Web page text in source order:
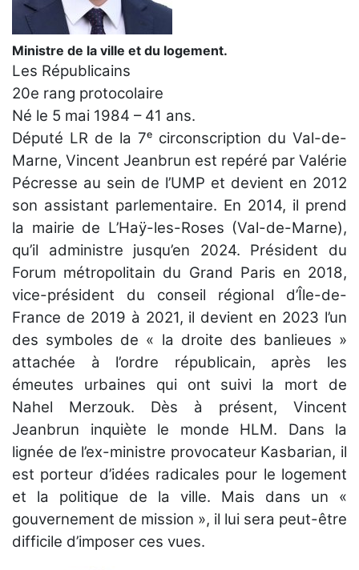
Ministre de la ville et du logement.
Les Républicains
20e rang protocolaire
Né le 5 mai 1984 – 41 ans.
Député LR de la 7ᵉ circonscription du Val-de-
Marne, Vincent Jeanbrun est repéré par Valérie
Pécresse au sein de l’UMP et devient en 2012
son assistant parlementaire. En 2014, il prend
la mairie de L’Haÿ-les-Roses (Val-de-Marne),
qu’il administre jusqu’en 2024. Président du
Forum métropolitain du Grand Paris en 2018,
vice-président du conseil régional d’Île-de-
France de 2019 à 2021, il devient en 2023 l’un
des symboles de « la droite des banlieues »
attachée à l’ordre républicain, après les
émeutes urbaines qui ont suivi la mort de
Nahel Merzouk. Dès à présent, Vincent
Jeanbrun inquiète le monde HLM. Dans la
lignée de l’ex-ministre provocateur Kasbarian, il
est porteur d’idées radicales pour le logement
et la politique de la ville. Mais dans un «
gouvernement de mission », il lui sera peut-être
difficile d’imposer ces vues.